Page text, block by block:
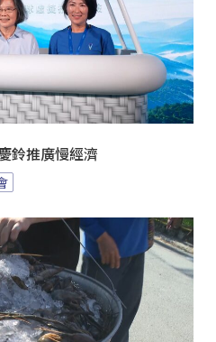
鈴推廣慢經濟